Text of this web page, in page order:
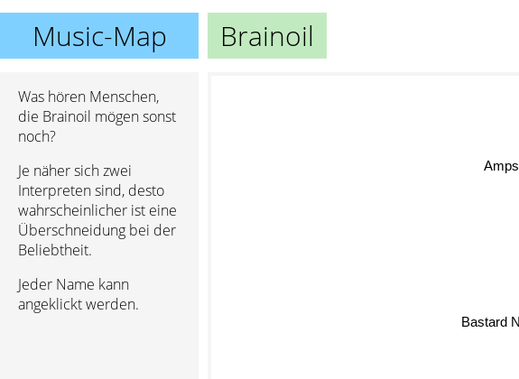
Music-Map Brainoil
Was hören Menschen,
die Brainoil mögen sonst
noch?
Je näher sich zwei
Interpreten sind, desto
wahrscheinlicher ist eine
Überschneidung bei der
Beliebtheit.
Jeder Name kann
angeklickt werden.
Bastard